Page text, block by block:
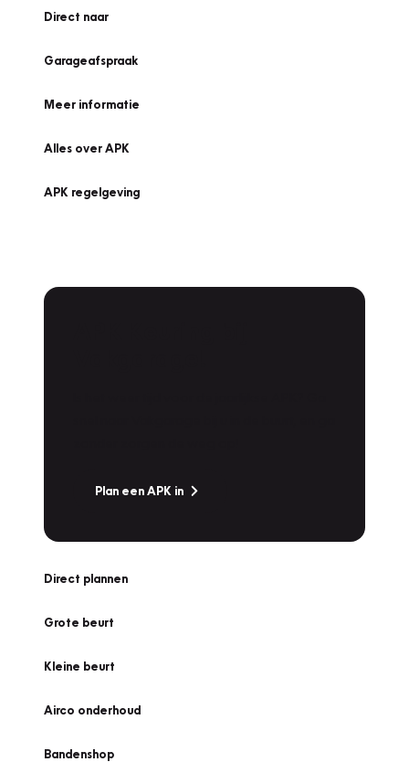
Direct naar
Garageafspraak
Meer informatie
Alles over APK
APK regelgeving
Plan een APK in
Direct plannen
Grote beurt
Kleine beurt
Airco onderhoud
Bandenshop